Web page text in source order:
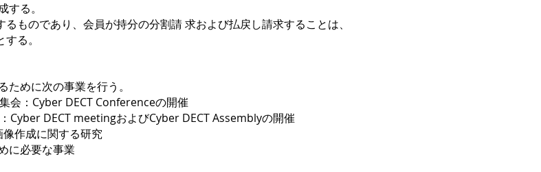
る。
であり、会員が持分の分割請 求および払戻し請求することは、
る。
めに次の事業を行う。
DECT Conferenceの開催
DECT meetingおよびCyber DECT Assemblyの開催
成に関する研究
要な事業